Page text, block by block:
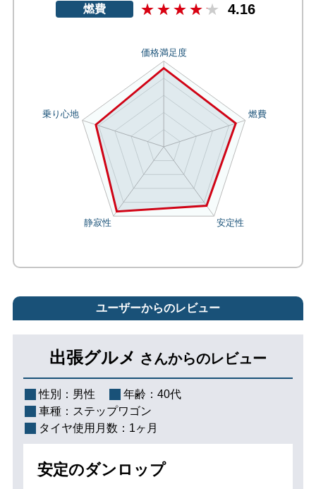
燃費 4.16
ユーザーからのレビュー
出張グルメ さんからのレビュー
性別： 男性 年齢： 40代
車種： ステップワゴン
タイヤ使用月数： 1ヶ月
安定のダンロップ